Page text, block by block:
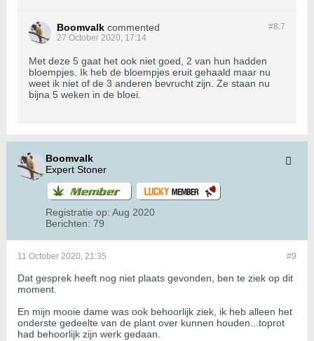
#8.7
Boomvalk commented
27 October 2020, 17:14
Met deze 5 gaat het ook niet goed, 2 van hun hadden
bloempjes. Ik heb de bloempjes eruit gehaald maar nu
weet ik niet of de 3 anderen bevrucht zijn. Ze staan nu
bijna 5 weken in de bloei.
Boomvalk
Expert Stoner
Registratie op: Aug 2020
Berichten: 79
#9
11 October 2020, 21:35
Dat gesprek heeft nog niet plaats gevonden, ben te ziek op dit
moment.
En mijn mooie dame was ook behoorlijk ziek, ik heb alleen het
onderste gedeelte van de plant over kunnen houden...toprot
had behoorlijk zijn werk gedaan.